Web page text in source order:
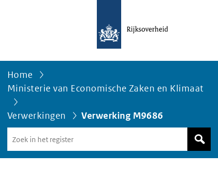
Home
Ministerie van Economische Zaken en Klimaat
Verwerkingen Verwerking M9686
in
het